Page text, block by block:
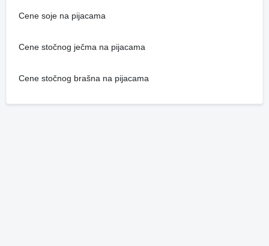
Cene soje na pijacama
Cene stočnog ječma na pijacama
Cene stočnog brašna na pijacama